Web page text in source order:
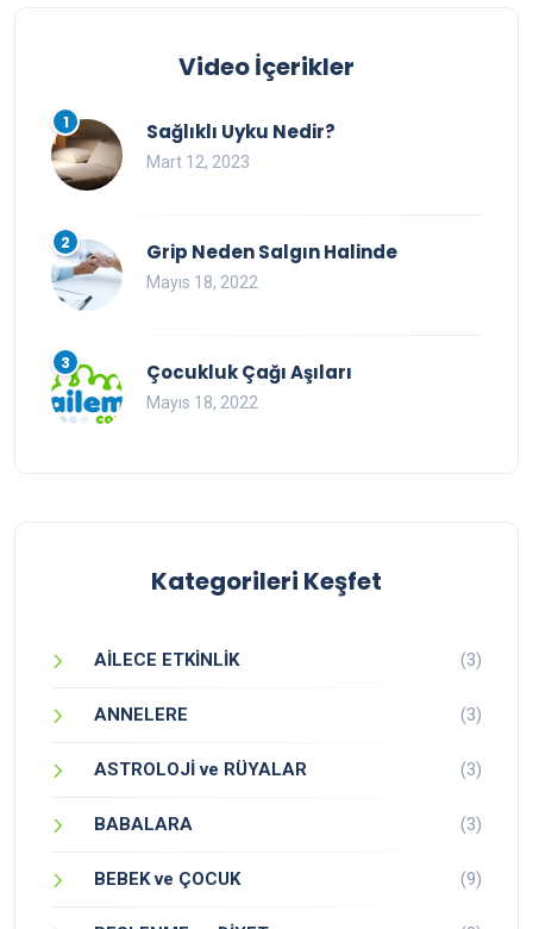
Video İçerikler
1 Sağlıklı Uyku Nedir?
Mart 12, 2023
2 Grip Neden Salgın Halinde
Mayıs 18, 2022
3 Çocukluk Çağı Aşıları
Mayıs 18, 2022
Kategorileri Keşfet
AİLECE ETKİNLİK (3)
ANNELERE (3)
ASTROLOJİ ve RÜYALAR (3)
BABALARA (3)
BEBEK ve ÇOCUK (9)